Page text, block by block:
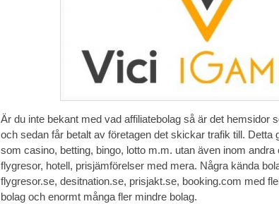
Är du inte bekant med vad affiliatebolag så är det hemsidor
och sedan får betalt av företagen det skickar trafik till. Detta
som casino, betting, bingo, lotto m.m. utan även inom
flygresor, hotell, prisjämförelser med mera. Några kända
flygresor.se, desitnation.se, prisjakt.se, booking.com med
bolag och enormt många fler mindre bolag.